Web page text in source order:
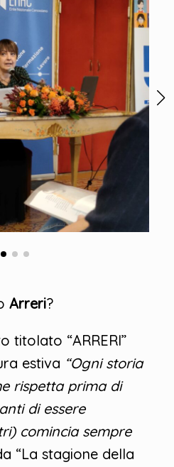
Arreri?
titolato “ARRERI”
estiva “Ogni storia
rispetta prima di
di essere
comincia sempre
“La stagione della